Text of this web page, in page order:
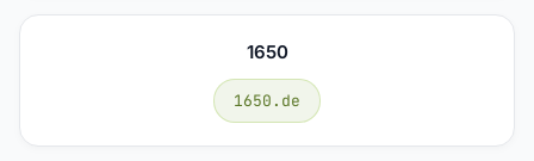
1650
1650.de